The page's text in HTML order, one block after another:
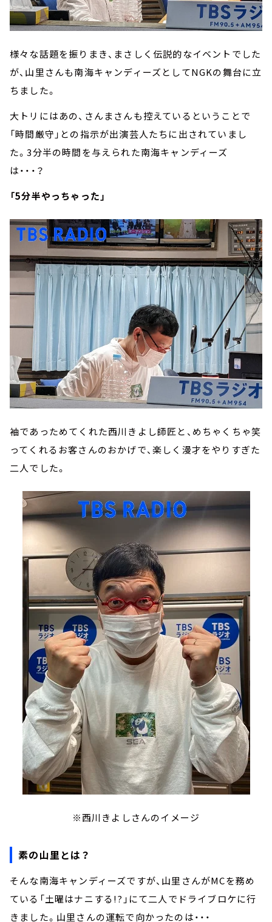
様々な話題を振りまき、まさしく伝説的なイベントでした
が、山里さんも南海キャンディーズとしてNGKの舞台に立
ちました。
大トリにはあの、さんまさんも控えているということで
「時間厳守」との指示が出演芸人たちに出されていまし
た。3分半の時間を与えられた南海キャンディーズ
は・・・？
「5分半やっちゃった」
袖であっためてくれた西川きよし師匠と、めちゃくちゃ笑
ってくれるお客さんのおかげで、楽しく漫才をやりすぎた
二人でした。
※西川きよしさんのイメージ
素の山里とは？
そんな南海キャンディーズですが、山里さんがMCを務め
ている「土曜はナニする!?」にて二人でドライブロケに行
きました。山里さんの運転で向かったのは・・・